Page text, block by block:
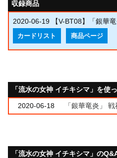
収録商品
2020-06-19 【V-BT08】「銀華竜
カードリスト 商品ページ
「流水の女神 イチキシマ」を使
2020-06-18 「銀華竜炎」
「流水の女神 イチキシマ」の